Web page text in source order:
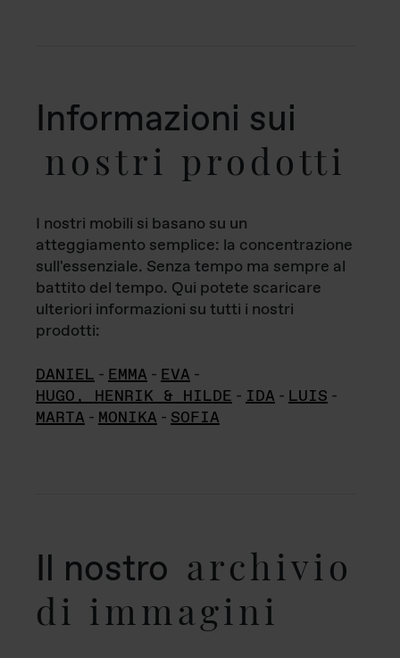
Informazioni sui
nostri prodotti
I nostri mobili si basano su un
atteggiamento semplice: la concentrazione
sull'essenziale. Senza tempo ma sempre al
battito del tempo. Qui potete scaricare
ulteriori informazioni su tutti i nostri
prodotti:
DANIEL - EMMA - EVA -
HUGO, HENRIK & HILDE - IDA - LUIS -
MARTA - MONIKA - SOFIA
Il nostro archivio
di immagini